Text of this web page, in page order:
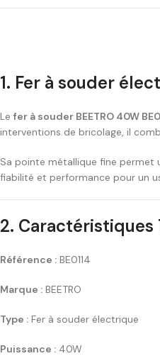
1. Fer à souder
Le fer à souder BEETRO 40W
interventions de bricolage, il
Sa pointe métallique fine permet
fiabilité et performance pour un
2.
Référence : BE0114
Marque : BEETRO
Type : Fer à souder électrique
Puissance : 40W